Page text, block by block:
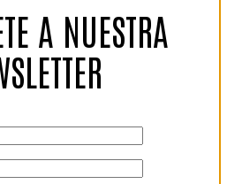
A NUESTRA